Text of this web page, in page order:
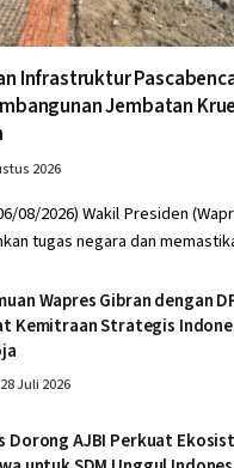
Infrastruktur
Jembatan
2026
08/2026) Wakil Presiden
tugas negara dan
Wapres Gibran dengan
Kemitraan Strategis
Juli 2026
Dorong AJBI Perkuat